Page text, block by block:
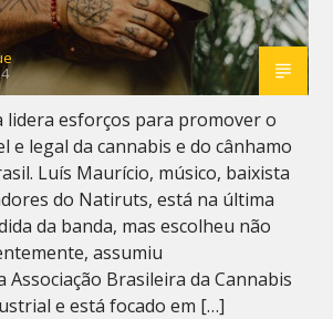
lidera esforços para promover o
e legal da cannabis e do cânhamo
Luís Maurício, músico, baixista
do Natiruts, está na última
da banda, mas escolheu não
assumiu
Associação Brasileira da Cannabis
e está focado em […]